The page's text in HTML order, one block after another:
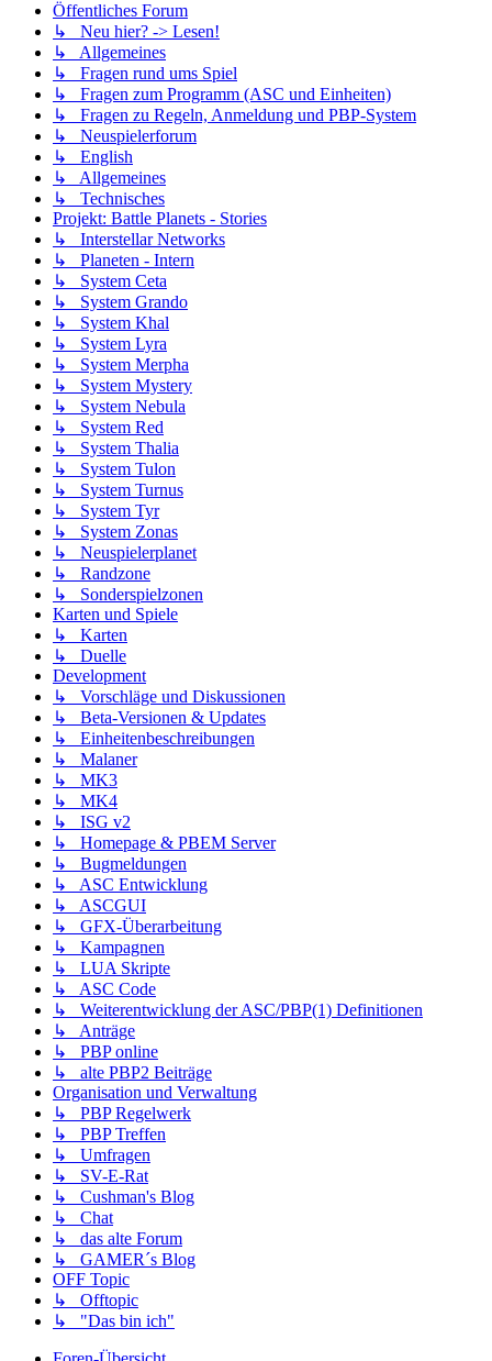
Öffentliches Forum
↳ Neu hier? -> Lesen!
↳ Allgemeines
↳ Fragen rund ums Spiel
↳ Fragen zum Programm (ASC und Einheiten)
↳ Fragen zu Regeln, Anmeldung und PBP-System
↳ Neuspielerforum
↳ English
↳ Allgemeines
↳ Technisches
Projekt: Battle Planets - Stories
↳ Interstellar Networks
↳ Planeten - Intern
↳ System Ceta
↳ System Grando
↳ System Khal
↳ System Lyra
↳ System Merpha
↳ System Mystery
↳ System Nebula
↳ System Red
↳ System Thalia
↳ System Tulon
↳ System Turnus
↳ System Tyr
↳ System Zonas
↳ Neuspielerplanet
↳ Randzone
↳ Sonderspielzonen
Karten und Spiele
↳ Karten
↳ Duelle
Development
↳ Vorschläge und Diskussionen
↳ Beta-Versionen & Updates
↳ Einheitenbeschreibungen
↳ Malaner
↳ MK3
↳ MK4
↳ ISG v2
↳ Homepage & PBEM Server
↳ Bugmeldungen
↳ ASC Entwicklung
↳ ASCGUI
↳ GFX-Überarbeitung
↳ Kampagnen
↳ LUA Skripte
↳ ASC Code
↳ Weiterentwicklung der ASC/PBP(1) Definitionen
↳ Anträge
↳ PBP online
↳ alte PBP2 Beiträge
Organisation und Verwaltung
↳ PBP Regelwerk
↳ PBP Treffen
↳ Umfragen
↳ SV-E-Rat
↳ Cushman's Blog
↳ Chat
↳ das alte Forum
↳ GAMER´s Blog
OFF Topic
↳ Offtopic
↳ "Das bin ich"